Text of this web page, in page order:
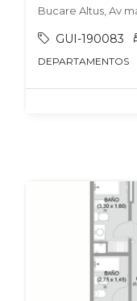
Bucare Altus, Av
GUI-190083
DEPARTAMENTOS